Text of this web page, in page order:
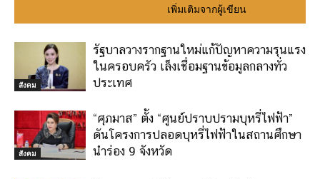
เพิ่มเติมจากผู้เขียน
สังคม
รัฐบาลวางรากฐานใหม่แก้ปัญหาความรุนแรง
ในครอบครัว เล็งเชื่อมฐานข้อมูลกลางทั่ว
ประเทศ
สังคม
“ศุภมาส” ตั้ง “ศูนย์ปราบปรามบุหรี่ไฟฟ้า”
ดันโครงการปลอดบุหรี่ไฟฟ้าในสถานศึกษา
นำร่อง 9 จังหวัด